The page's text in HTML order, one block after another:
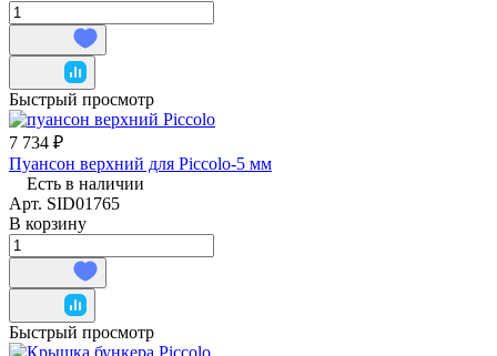
Быстрый просмотр
7 734 ₽
Пуансон верхний для Piccolo-5 мм
Есть в наличии
Арт. SID01765
В корзину
Быстрый просмотр